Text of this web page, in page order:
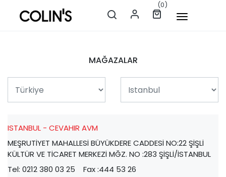
(0)
MAĞAZALAR
ISTANBUL - CEVAHIR AVM
MEŞRUTİYET MAHALLESİ BÜYÜKDERE CADDESİ NO:22 ŞİŞLİ
KÜLTÜR VE TİCARET MERKEZİ MĞZ. NO :283 ŞİŞLİ/İSTANBUL
Tel: 0212 380 03 25
Fax :444 53 26